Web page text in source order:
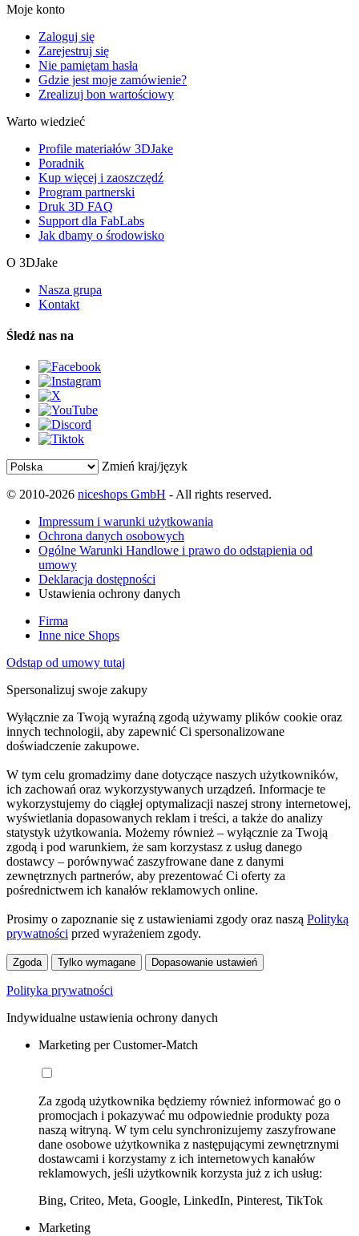
Moje konto
Zaloguj się
Zarejestruj się
Nie pamiętam hasła
Gdzie jest moje zamówienie?
Zrealizuj bon wartościowy
Warto wiedzieć
Profile materiałów 3DJake
Poradnik
Kup więcej i zaoszczędź
Program partnerski
Druk 3D FAQ
Support dla FabLabs
Jak dbamy o środowisko
O 3DJake
Nasza grupa
Kontakt
Śledź nas na
Zmień kraj/język
© 2010-2026 niceshops GmbH - All rights reserved.
Impressum i warunki użytkowania
Ochrona danych osobowych
Ogólne Warunki Handlowe i prawo do odstąpienia od
umowy
Deklaracja dostępności
Ustawienia ochrony danych
Firma
Inne nice Shops
Odstąp od umowy tutaj
Spersonalizuj swoje zakupy
Wyłącznie za Twoją wyraźną zgodą używamy plików cookie oraz
innych technologii, aby zapewnić Ci spersonalizowane
doświadczenie zakupowe.
W tym celu gromadzimy dane dotyczące naszych użytkowników,
ich zachowań oraz wykorzystywanych urządzeń. Informacje te
wykorzystujemy do ciągłej optymalizacji naszej strony internetowej,
wyświetlania dopasowanych reklam i treści, a także do analizy
statystyk użytkowania. Możemy również – wyłącznie za Twoją
zgodą i pod warunkiem, że sam korzystasz z usług danego
dostawcy – porównywać zaszyfrowane dane z danymi
zewnętrznych partnerów, aby prezentować Ci oferty za
pośrednictwem ich kanałów reklamowych online.
Prosimy o zapoznanie się z ustawieniami zgody oraz naszą Polityką
prywatności przed wyrażeniem zgody.
Zgoda Tylko wymagane Dopasowanie ustawień
Polityka prywatności
Indywidualne ustawienia ochrony danych
Marketing per Customer-Match
Za zgodą użytkownika będziemy również informować go o
promocjach i pokazywać mu odpowiednie produkty poza
naszą witryną. W tym celu synchronizujemy zaszyfrowane
dane osobowe użytkownika z następującymi zewnętrznymi
dostawcami i korzystamy z ich internetowych kanałów
reklamowych, jeśli użytkownik korzysta już z ich usług:
Bing, Criteo, Meta, Google, LinkedIn, Pinterest, TikTok
Marketing